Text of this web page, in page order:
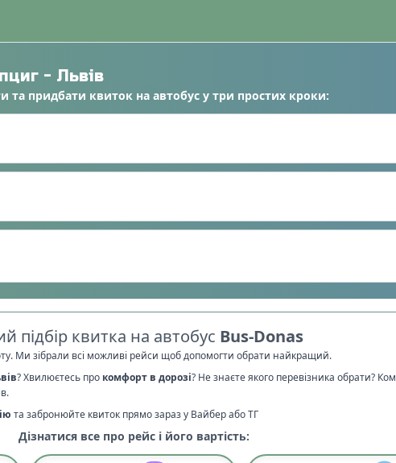
- Львів
та придбати квиток на автобус у три простих кроки:
підбір квитка на автобус Bus-Donas
Ми зібрали всі можливі рейси щоб допомогти обрати найкращий.
? Хвилюєтесь про комфорт в дорозі? Не знаєте якого перевізника обрати?
та забронюйте квиток прямо зараз у Вайбер або ТГ
Дізнатися все про рейс і його вартість: